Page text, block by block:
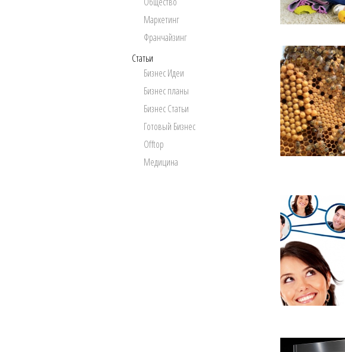
Маркетинг
Франчайзинг
Статьи
Бизнес Идеи
Бизнес планы
Бизнес Статьи
Готовый Бизнес
Offtop
Медицина